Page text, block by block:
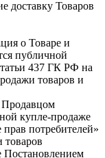
доставку Товаров
о Товаре и
публичной
437 ГК РФ на
товаров и
купле-продаже
потребителей»
Постановлением